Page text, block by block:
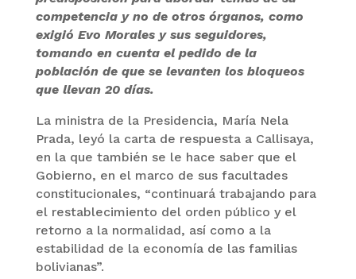
competencia y no de otros órganos, como
exigió Evo Morales y sus seguidores,
tomando en cuenta el pedido de la
población de que se levanten los bloqueos
que llevan 20 días.
La ministra de la Presidencia, María Nela
Prada, leyó la carta de respuesta a Callisaya,
en la que también se le hace saber que el
Gobierno, en el marco de sus facultades
constitucionales, “continuará trabajando para
el restablecimiento del orden público y el
retorno a la normalidad, así como a la
estabilidad de la economía de las familias
bolivianas”.